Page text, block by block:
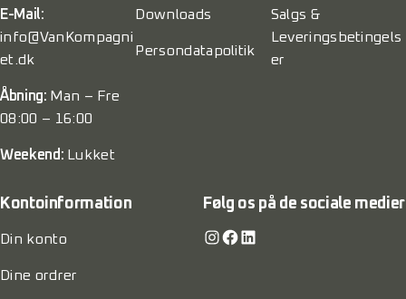
E-Mail:
info@VanKompagni
et.dk
Åbning: Man – Fre
08:00 – 16:00
Weekend: Lukket
Downloads
Persondatapolitik
Salgs &
Leveringsbetingels
er
Kontoinformation
Din konto
Dine ordrer
Følg os på de sociale medier
Instagram Facebook LinkedIn